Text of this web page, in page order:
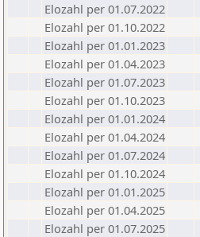
Elozahl per 01.07.2022
Elozahl per 01.10.2022
Elozahl per 01.01.2023
Elozahl per 01.04.2023
Elozahl per 01.07.2023
Elozahl per 01.10.2023
Elozahl per 01.01.2024
Elozahl per 01.04.2024
Elozahl per 01.07.2024
Elozahl per 01.10.2024
Elozahl per 01.01.2025
Elozahl per 01.04.2025
Elozahl per 01.07.2025